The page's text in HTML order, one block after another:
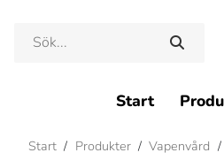
Start
Start / Produkter / Vapenvård /